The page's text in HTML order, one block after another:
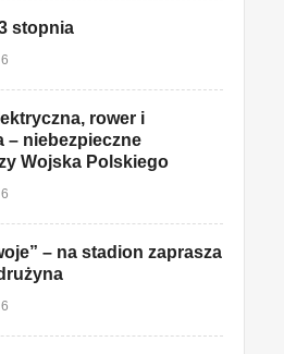
stopnia
rower i
– niebezpieczne
Wojska Polskiego
– na stadion zaprasza